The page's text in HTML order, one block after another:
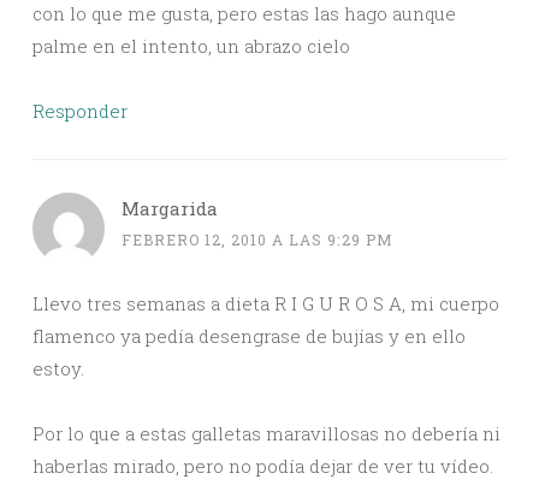
con lo que me gusta, pero estas las hago aunque
palme en el intento, un abrazo cielo
Responder
Margarida
FEBRERO 12, 2010 A LAS 9:29 PM
Llevo tres semanas a dieta R I G U R O S A, mi cuerpo
flamenco ya pedía desengrase de bujías y en ello
estoy.
Por lo que a estas galletas maravillosas no debería ni
haberlas mirado, pero no podía dejar de ver tu vídeo.